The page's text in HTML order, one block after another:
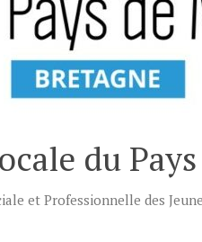
du
et Professionnelle des